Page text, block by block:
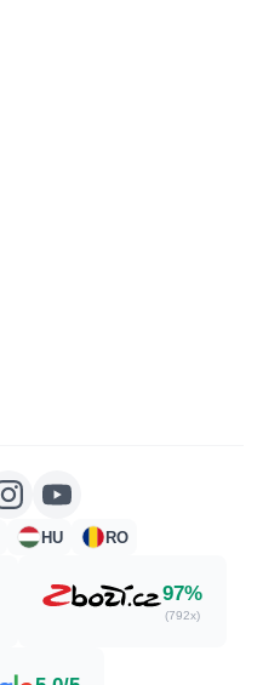
HU RO
97%
(792x)